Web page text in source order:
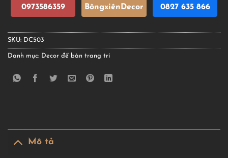
0973586359
BôngxiênDecor
0827 635 866
SKU: DC503
Danh mục: Decor để bàn trang trí
Mô tả